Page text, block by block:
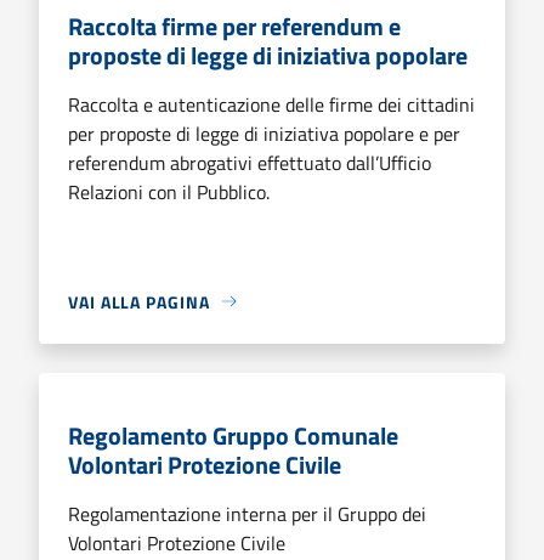
Raccolta firme per referendum e
proposte di legge di iniziativa popolare
Raccolta e autenticazione delle firme dei cittadini
per proposte di legge di iniziativa popolare e per
referendum abrogativi effettuato dall’Ufficio
Relazioni con il Pubblico.
VAI ALLA PAGINA
Regolamento Gruppo Comunale
Volontari Protezione Civile
Regolamentazione interna per il Gruppo dei
Volontari Protezione Civile